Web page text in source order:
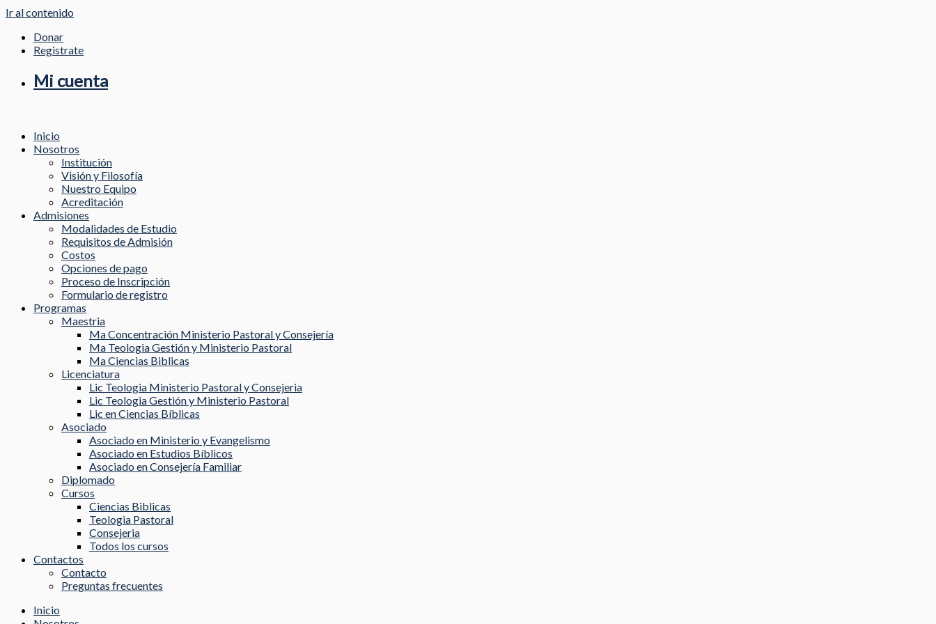
Ir al contenido
Donar
Registrate
Mi cuenta
Inicio
Nosotros
Institución
Visión y Filosofía
Nuestro Equipo
Acreditación
Admisiones
Modalidades de Estudio
Requisitos de Admisión
Costos
Opciones de pago
Proceso de Inscripción
Formulario de registro
Programas
Maestria
Ma Concentración Ministerio Pastoral y Consejería
Ma Teologia Gestión y Ministerio Pastoral
Ma Ciencias Biblicas
Licenciatura
Lic Teologia Ministerio Pastoral y Consejeria
Lic Teologia Gestión y Ministerio Pastoral
Lic en Ciencias Bíblicas
Asociado
Asociado en Ministerio y Evangelismo
Asociado en Estudios Bíblicos
Asociado en Consejería Familiar
Diplomado
Cursos
Ciencias Biblicas
Teologia Pastoral
Consejeria
Todos los cursos
Contactos
Contacto
Preguntas frecuentes
Inicio